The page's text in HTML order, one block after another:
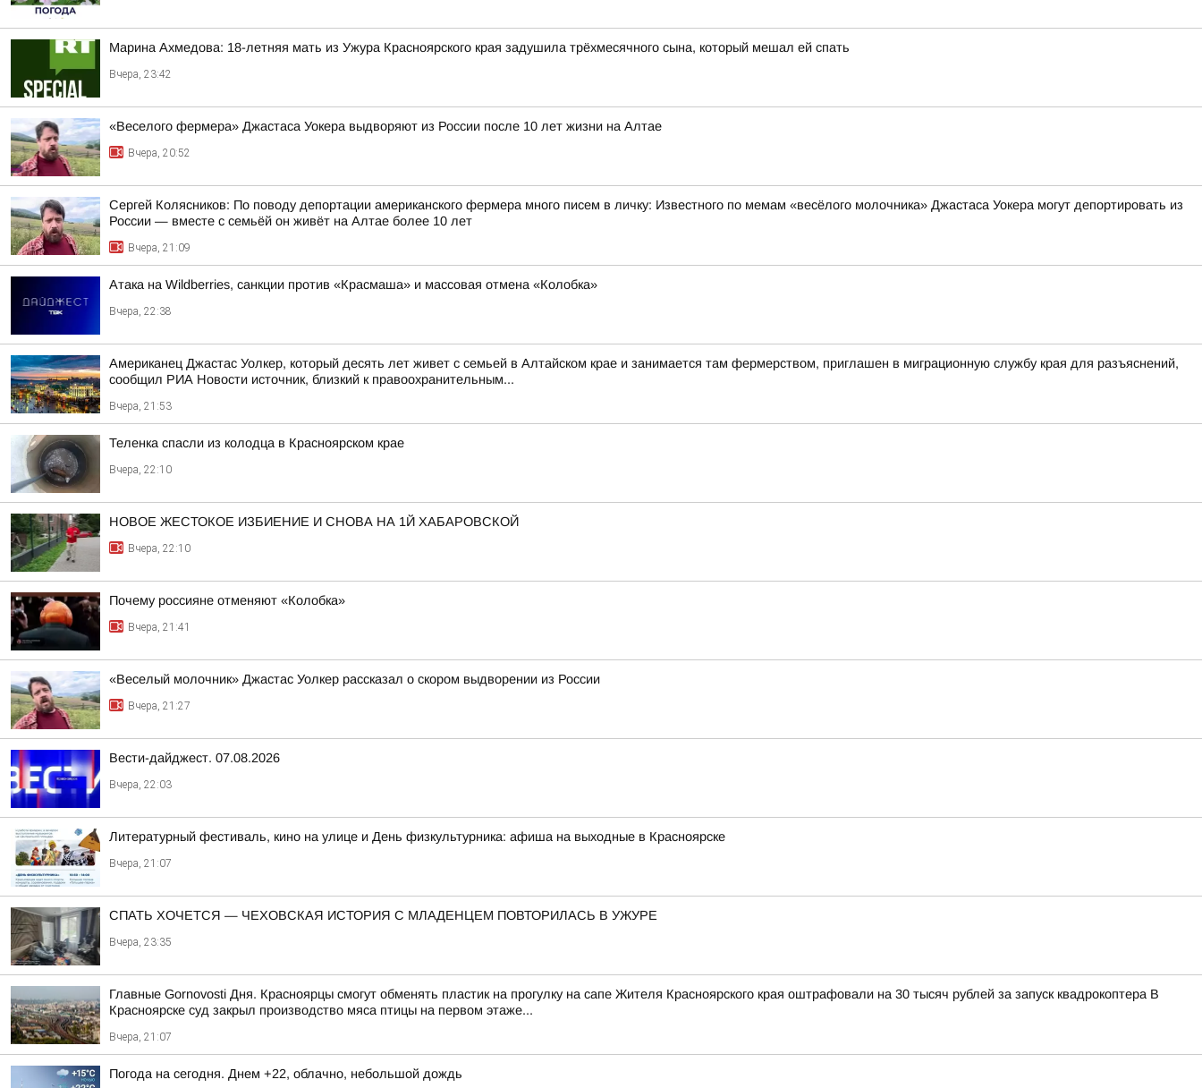
Марина Ахмедова: 18-летняя мать из Ужура Красноярского края задушила трёхмесячного сына, который мешал ей спать
Вчера, 23:42
«Веселого фермера» Джастаса Уокера выдворяют из России после 10 лет жизни на Алтае
Вчера, 20:52
Сергей Колясников: По поводу депортации американского фермера много писем в личку: Известного по мемам «весёлого молочника» Джастаса Уокера могут депортировать из
России — вместе с семьёй он живёт на Алтае более 10 лет
Вчера, 21:09
Атака на Wildberries, санкции против «Красмаша» и массовая отмена «Колобка»
Вчера, 22:38
Американец Джастас Уолкер, который десять лет живет с семьей в Алтайском крае и занимается там фермерством, приглашен в миграционную службу края для разъяснений,
сообщил РИА Новости источник, близкий к правоохранительным...
Вчера, 21:53
Теленка спасли из колодца в Красноярском крае
Вчера, 22:10
НОВОЕ ЖЕСТОКОЕ ИЗБИЕНИЕ И СНОВА НА 1Й ХАБАРОВСКОЙ
Вчера, 22:10
Почему россияне отменяют «Колобка»
Вчера, 21:41
«Веселый молочник» Джастас Уолкер рассказал о скором выдворении из России
Вчера, 21:27
Вести-дайджест. 07.08.2026
Вчера, 22:03
Литературный фестиваль, кино на улице и День физкультурника: афиша на выходные в Красноярске
Вчера, 21:07
СПАТЬ ХОЧЕТСЯ — ЧЕХОВСКАЯ ИСТОРИЯ С МЛАДЕНЦЕМ ПОВТОРИЛАСЬ В УЖУРЕ
Вчера, 23:35
Главные Gornovosti Дня. Красноярцы смогут обменять пластик на прогулку на сапе Жителя Красноярского края оштрафовали на 30 тысяч рублей за запуск квадрокоптера В
Красноярске суд закрыл производство мяса птицы на первом этаже...
Вчера, 21:07
Погода на сегодня. Днем +22, облачно, небольшой дождь